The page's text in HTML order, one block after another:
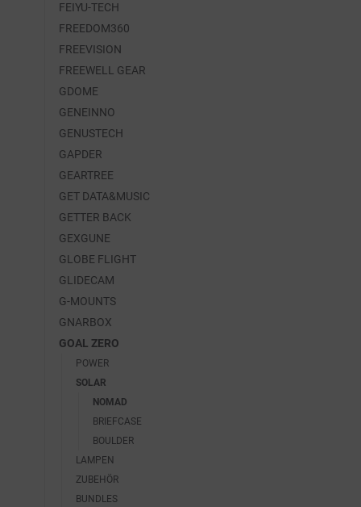
FEIYU-TECH
FREEDOM360
FREEVISION
FREEWELL GEAR
GDOME
GENEINNO
GENUSTECH
GAPDER
GEARTREE
GET DATA&MUSIC
GETTER BACK
GEXGUNE
GLOBE FLIGHT
GLIDECAM
G-MOUNTS
GNARBOX
GOAL ZERO
POWER
SOLAR
NOMAD
BRIEFCASE
BOULDER
LAMPEN
ZUBEHÖR
BUNDLES